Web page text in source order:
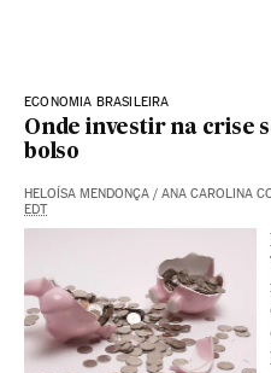
ECONOMIA BRASILEIRA
Onde investir na crise
bolso
HELOÍSA MENDONÇA / ANA CAROLINA
EDT